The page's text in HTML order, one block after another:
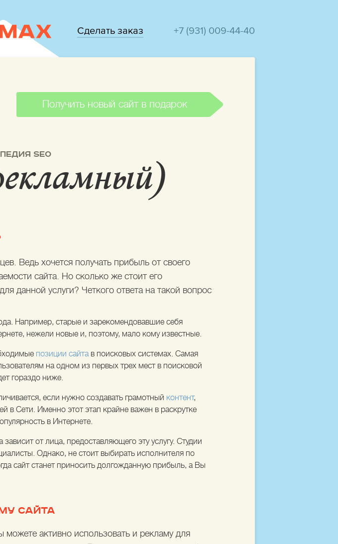
Сделать заказ +7 (931) 009-44-40
Получить новый сайт в подарок
SEO
Ведь хочется получать прибыль от своего
сайта. Но сколько же стоит его
данной услуги? Четкого ответа на такой вопрос
Например, старые и зарекомендовавшие себя
нежели новые и, поэтому, мало кому известные.
позиции сайтав поисковых системах. Самая
на одном из первых трех мест в поисковой
гораздо ниже.
если нужно создавать грамотный контент,
в Сети. Именно этот этап крайне важен в раскрутке
в Интернете.
от лица, предоставляющего эту услугу. Студии
Однако, не стоит выбирать исполнителя по
сайт станет приносить долгожданную прибыль, а Вы
САЙТА
активно использовать и рекламу для